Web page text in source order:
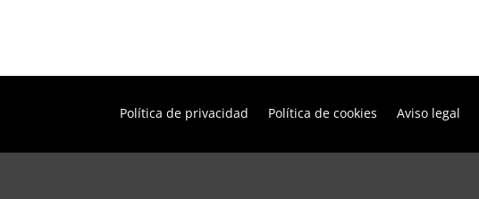
Política de privacidad Política de cookies Aviso legal